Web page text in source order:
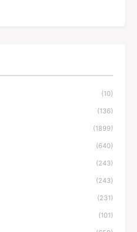
(10)
(136)
(1899)
(640)
(243)
(243)
(231)
(101)